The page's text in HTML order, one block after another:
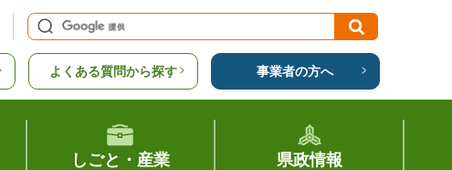
よくある質問から探す 事業者の方へ
しごと・産業 県政情報